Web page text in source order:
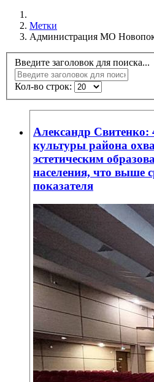
Метки
Администрация МО
Введите заголовок для поиска...
Кол-во строк:
Александр Свитенко:
культуры района
эстетическим
населения, что выше
показателя